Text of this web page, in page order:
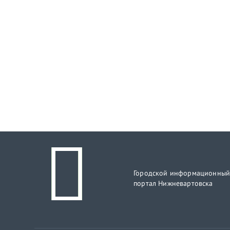
Городской информационный
портал Нижневартовска